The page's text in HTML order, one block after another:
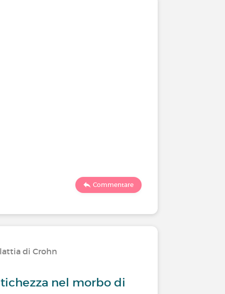
Commentare
di Crohn
nel morbo di